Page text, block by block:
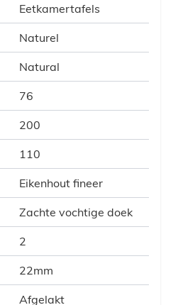
Eetkamertafels
Naturel
Natural
76
200
110
Eikenhout fineer
Zachte vochtige doek
2
22mm
Afgelakt